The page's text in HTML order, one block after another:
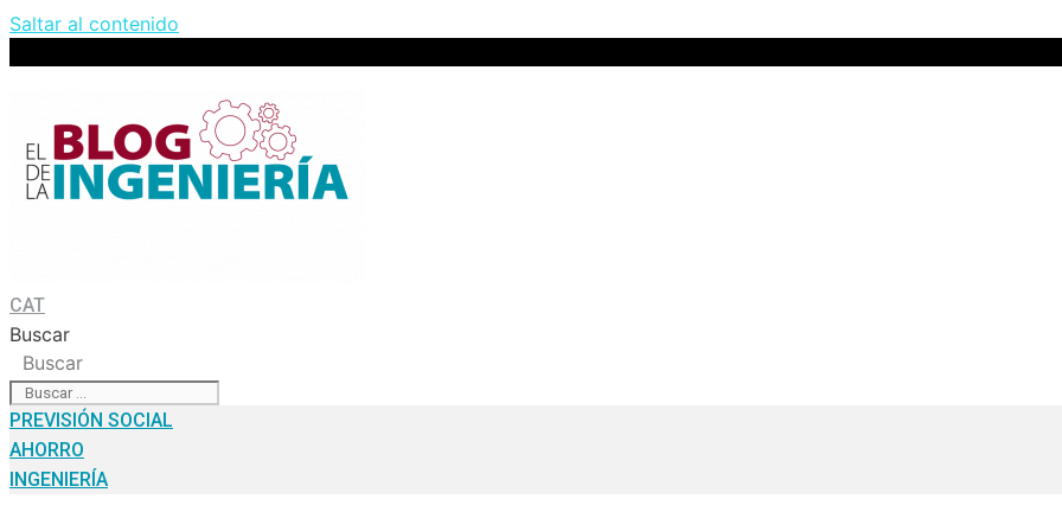
Saltar al contenido
CAT
Buscar
Buscar
PREVISIÓN SOCIAL
AHORRO
INGENIERÍA